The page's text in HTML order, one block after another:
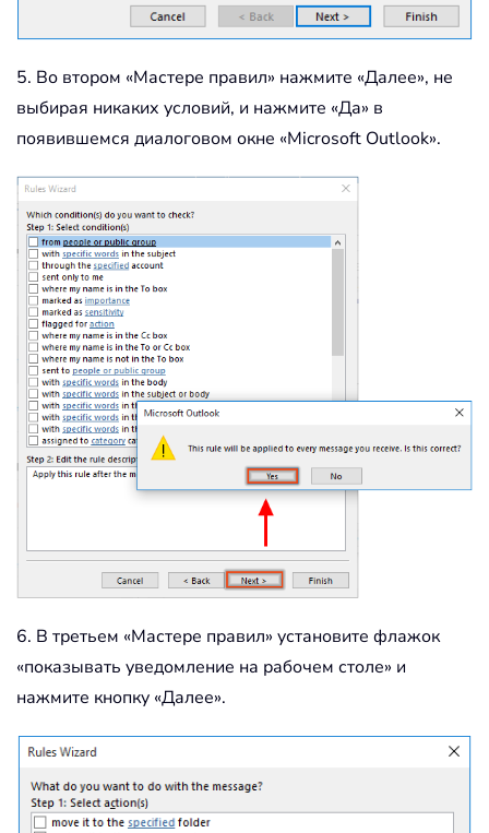
5. Во втором «Мастере правил» нажмите «Далее», не
выбирая никаких условий, и нажмите «Да» в
появившемся диалоговом окне «Microsoft Outlook».
6. В третьем «Мастере правил» установите флажок
«показывать уведомление на рабочем столе» и
нажмите кнопку «Далее».